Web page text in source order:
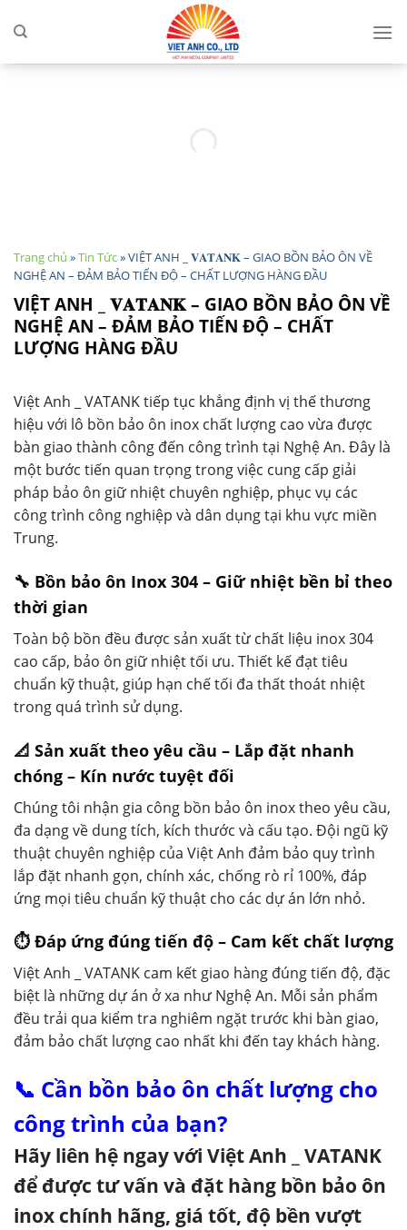
Trang chủ »Tin Tức»VIỆT ANH _ 𝐕𝐀𝐓𝐀𝐍𝐊 – GIAO BỒN BẢO ÔN VỀ
NGHỆ AN – ĐẢM BẢO TIẾN ĐỘ – CHẤT LƯỢNG HÀNG ĐẦU
VIỆT ANH _ 𝐕𝐀𝐓𝐀𝐍𝐊 – GIAO BỒN BẢO ÔN VỀ
NGHỆ AN – ĐẢM BẢO TIẾN ĐỘ – CHẤT
LƯỢNG HÀNG ĐẦU
Việt Anh _ VATANK tiếp tục khẳng định vị thế thương
hiệu với lô bồn bảo ôn inox chất lượng cao vừa được
bàn giao thành công đến công trình tại Nghệ An. Đây là
một bước tiến quan trọng trong việc cung cấp giải
pháp bảo ôn giữ nhiệt chuyên nghiệp, phục vụ các
công trình công nghiệp và dân dụng tại khu vực miền
Trung.
🔧 Bồn bảo ôn Inox 304 – Giữ nhiệt bền bỉ theo
thời gian
Toàn bộ bồn đều được sản xuất từ chất liệu inox 304
cao cấp, bảo ôn giữ nhiệt tối ưu. Thiết kế đạt tiêu
chuẩn kỹ thuật, giúp hạn chế tối đa thất thoát nhiệt
trong quá trình sử dụng.
📐 Sản xuất theo yêu cầu – Lắp đặt nhanh
chóng – Kín nước tuyệt đối
Chúng tôi nhận gia công bồn bảo ôn inox theo yêu cầu,
đa dạng về dung tích, kích thước và cấu tạo. Đội ngũ kỹ
thuật chuyên nghiệp của Việt Anh đảm bảo quy trình
lắp đặt nhanh gọn, chính xác, chống rò rỉ 100%, đáp
ứng mọi tiêu chuẩn kỹ thuật cho các dự án lớn nhỏ.
⏱ Đáp ứng đúng tiến độ – Cam kết chất lượng
Việt Anh _ VATANK cam kết giao hàng đúng tiến độ, đặc
biệt là những dự án ở xa như Nghệ An. Mỗi sản phẩm
đều trải qua kiểm tra nghiêm ngặt trước khi bàn giao,
đảm bảo chất lượng cao nhất khi đến tay khách hàng.
📞 Cần bồn bảo ôn chất lượng cho
công trình của bạn?
Hãy liên hệ ngay với Việt Anh _ VATANK
để được tư vấn và đặt hàng bồn bảo ôn
inox chính hãng, giá tốt, độ bền vượt